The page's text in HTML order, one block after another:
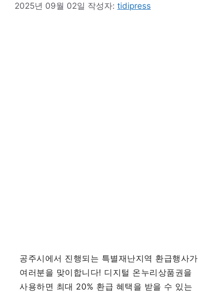
2025년 09월 02일 작성자: tidipress
공주시에서 진행되는 특별재난지역 환급행사가
여러분을 맞이합니다! 디지털 온누리상품권을
사용하면 최대 20% 환급 혜택을 받을 수 있는